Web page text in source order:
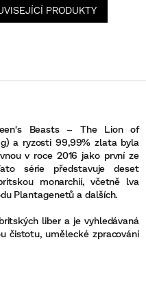
PRODUKTY
Beasts – The Lion of
g) a ryzosti 99,99% zlata byla
v roce 2016 jako první ze
série představuje deset
monarchií, včetně lva
Plantagenetů a dalších.
liber a je vyhledávaná
čistotu, umělecké zpracování